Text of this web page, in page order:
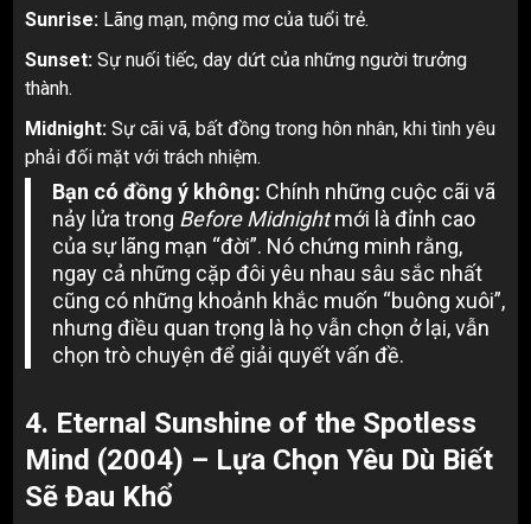
Sunrise: Lãng mạn, mộng mơ của tuổi trẻ.
Sunset: Sự nuối tiếc, day dứt của những người trưởng
thành.
Midnight: Sự cãi vã, bất đồng trong hôn nhân, khi tình yêu
phải đối mặt với trách nhiệm.
Bạn có đồng ý không: Chính những cuộc cãi vã
nảy lửa trong Before Midnightmới là đỉnh cao
của sự lãng mạn “đời”. Nó chứng minh rằng,
ngay cả những cặp đôi yêu nhau sâu sắc nhất
cũng có những khoảnh khắc muốn “buông xuôi”,
nhưng điều quan trọng là họ vẫn chọn ở lại, vẫn
chọn trò chuyện để giải quyết vấn đề.
4. Eternal Sunshine of the Spotless
Mind (2004) – Lựa Chọn Yêu Dù Biết
Sẽ Đau Khổ